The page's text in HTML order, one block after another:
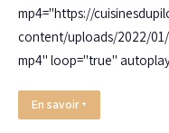
mp4="https://
content/uploads/2022/01/
mp4" loop="true"
En savoir +